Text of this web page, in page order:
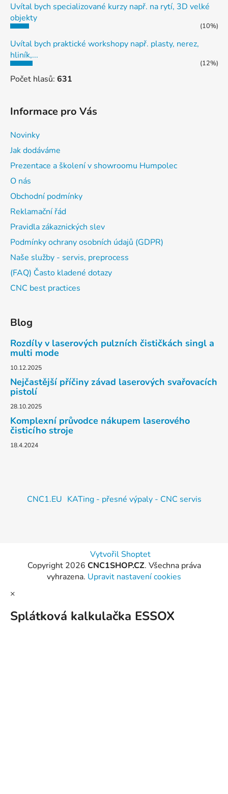
Uvítal bych specializované kurzy např. na rytí, 3D velké
objekty
(10%)
Uvítal bych praktické workshopy např. plasty, nerez,
hliník,...
(12%)
Počet hlasů: 631
Informace pro Vás
Novinky
Jak dodáváme
Prezentace a školení v showroomu Humpolec
O nás
Obchodní podmínky
Reklamační řád
Pravidla zákaznických slev
Podmínky ochrany osobních údajů (GDPR)
Naše služby - servis, preprocess
(FAQ) Často kladené dotazy
CNC best practices
Blog
Rozdíly v laserových pulzních čističkách singl a
multi mode
10.12.2025
Nejčastější příčiny závad laserových svařovacích
pistolí
28.10.2025
Komplexní průvodce nákupem laserového
čisticího stroje
18.4.2024
CNC1.EU KATing - přesné výpaly - CNC servis
Vytvořil Shoptet
Copyright 2026 CNC1SHOP.CZ. Všechna práva
vyhrazena. Upravit nastavení cookies
×
Splátková kalkulačka ESSOX